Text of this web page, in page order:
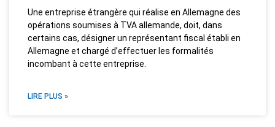
Une entreprise étrangère qui réalise en Allemagne des
opérations soumises à TVA allemande, doit, dans
certains cas, désigner un représentant fiscal établi en
Allemagne et chargé d’effectuer les formalités
incombant à cette entreprise.
LIRE PLUS »